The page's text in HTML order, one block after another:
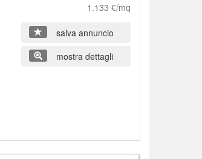
1.133 €/mq
salva annuncio
mostra dettagli